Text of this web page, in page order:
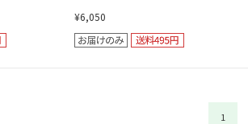
¥6,050
1